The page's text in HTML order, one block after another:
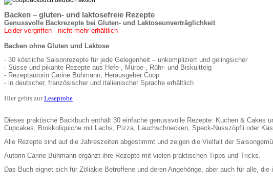
Backen – gluten- und laktosefreie Rezepte
Genussvolle Backrezepte bei Gluten- und Laktoseunverträglichkeit
Leider vergriffen - nicht mehr erhältlich
Backen ohne Gluten und Laktose
- 30 köstliche Saisonrezepte für jede Gelegenheit – unkompliziert und gelingsicher
- Süsse und pikante Rezepte aus Hefe-, Mürbe-, Rühr- und Biskuitteig
- Rezeptautorin Carine Buhmann, Herausgeber Coop
- in deutscher, französischer und italienischer Sprache erhältlich
Hier gehts zur Leseprobe
Dieses praktische Backbuch enthält 30 einfache genussvolle Rezepte: Kuchen & Cakes
Cupcakes, Brokkoliquiche mit Lachs, Pizza, Lauchschnecken, Speck-Nusszöpfli oder
Alle Rezepte sind auf die Jahreszeiten abgestimmt und zeigen die Vielfalt der
Autorin Carine Buhmann ergänzt ihre Rezepte mit vielen praktischen Tipps und Tricks.
Das Buch eignet sich für Zöliakie Betroffene und deren Angehörige, aber auch für alle,